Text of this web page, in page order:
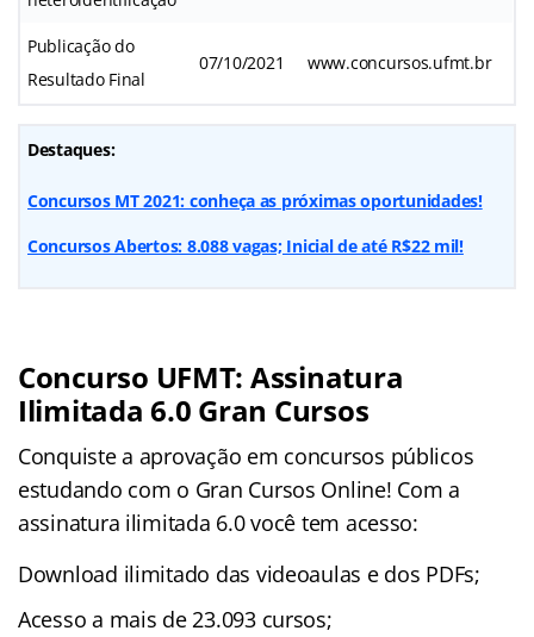
Publicação do
Resultado Final
07/10/2021 www.concursos.ufmt.br
Destaques:
Concursos MT 2021: conheça as próximas oportunidades!
Concursos Abertos: 8.088 vagas; Inicial de até R$22 mil!
Concurso UFMT: Assinatura
Ilimitada 6.0 Gran Cursos
Conquiste a aprovação em concursos públicos
estudando com o Gran Cursos Online! Com a
assinatura ilimitada 6.0 você tem acesso:
Download ilimitado das videoaulas e dos PDFs;
Acesso a mais de 23.093 cursos;